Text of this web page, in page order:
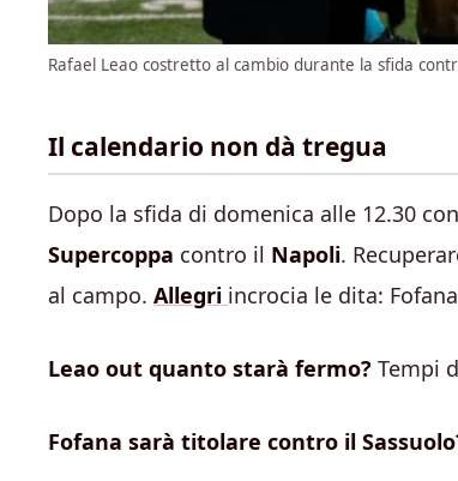
Rafael Leao costretto al cambio durante la sfida
Il calendario non dà tregua
Dopo la sfida di domenica alle 12.30
Supercoppa contro il Napoli.
al campo. Allegri incrocia le dita:
Leao out quanto starà fermo? Tempi
Fofana sarà titolare contro il